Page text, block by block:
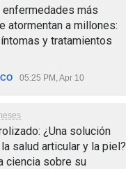
más
atormentan a millones:
y tratamientos
05:25 PM, Apr 10
¿Una solución
salud articular y la piel?
ciencia sobre su